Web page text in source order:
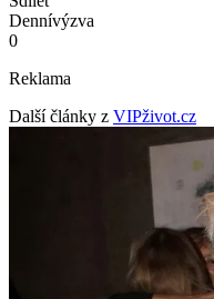
Dennívýzva
0
Reklama
Další články z VIPživot.cz